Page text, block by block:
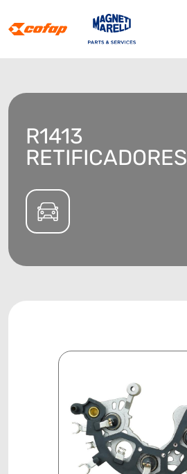
R1413
RETIFICADORES